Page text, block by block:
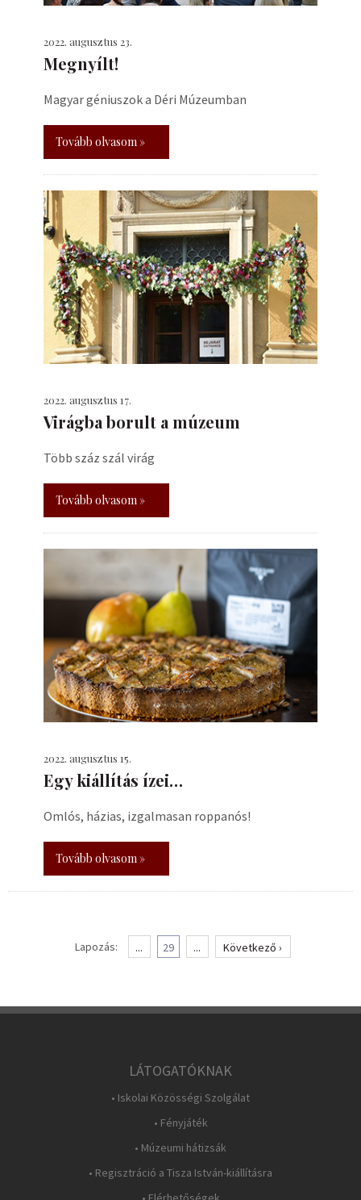
2022. augusztus 23.
Megnyílt!
Magyar géniuszok a Déri Múzeumban
Tovább olvasom »
2022. augusztus 17.
Virágba borult a múzeum
Több száz szál virág
Tovább olvasom »
2022. augusztus 15.
Egy kiállítás ízei…
Omlós, házias, izgalmasan roppanós!
Tovább olvasom »
Lapozás: ... 29 ... Következő ›
LÁTOGATÓKNAK
• Iskolai Közösségi Szolgálat
• Fényjáték
• Múzeumi hátizsák
• Regisztráció a Tisza István-kiállításra